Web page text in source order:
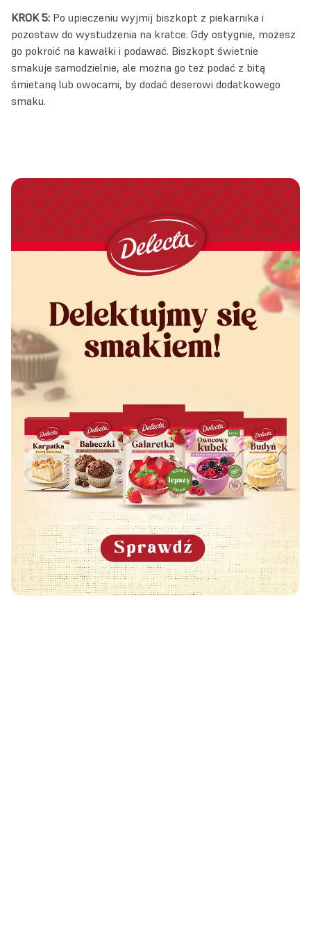
KROK 5: Po upieczeniu wyjmij biszkopt z piekarnika i
pozostaw do wystudzenia na kratce. Gdy ostygnie, możesz
go pokroić na kawałki i podawać. Biszkopt świetnie
smakuje samodzielnie, ale można go też podać z bitą
śmietaną lub owocami, by dodać deserowi dodatkowego
smaku.